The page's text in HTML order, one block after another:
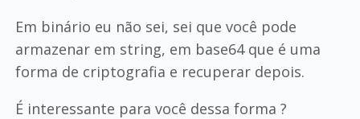
Em binário eu não sei, sei que você pode
armazenar em string, em base64 que é uma
forma de criptografia e recuperar depois.
É interessante para você dessa forma ?